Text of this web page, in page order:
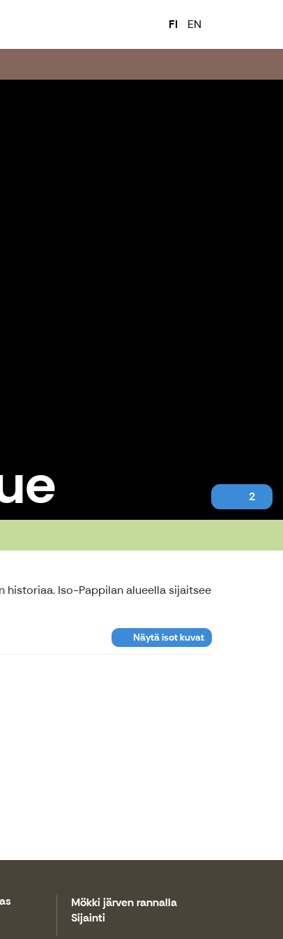
FI EN
2
historiaa. Iso-Pappilan alueella sijaitsee
Näytä isot kuvat
Mökki järven rannalla
Sijainti